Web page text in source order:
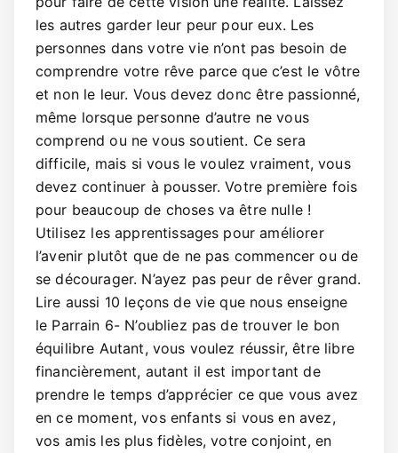
les autres garder leur peur pour eux. Les
personnes dans votre vie n’ont pas besoin de
comprendre votre rêve parce que c’est le vôtre
et non le leur. Vous devez donc être passionné,
même lorsque personne d’autre ne vous
comprend ou ne vous soutient. Ce sera
difficile, mais si vous le voulez vraiment, vous
devez continuer à pousser. Votre première fois
pour beaucoup de choses va être nulle !
Utilisez les apprentissages pour améliorer
l’avenir plutôt que de ne pas commencer ou de
se décourager. N’ayez pas peur de rêver grand.
Lire aussi 10 leçons de vie que nous enseigne
le Parrain 6- N’oubliez pas de trouver le bon
équilibre Autant, vous voulez réussir, être libre
financièrement, autant il est important de
prendre le temps d’apprécier ce que vous avez
en ce moment, vos enfants si vous en avez,
vos amis les plus fidèles, votre conjoint, en